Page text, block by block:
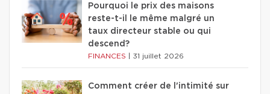
Pourquoi le prix des maisons
reste-t-il le même malgré un
taux directeur stable ou qui
descend?
FINANCES 31 juillet 2026
Comment créer de l'intimité sur